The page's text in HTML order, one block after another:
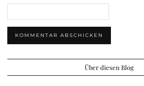
Über diesen Blog